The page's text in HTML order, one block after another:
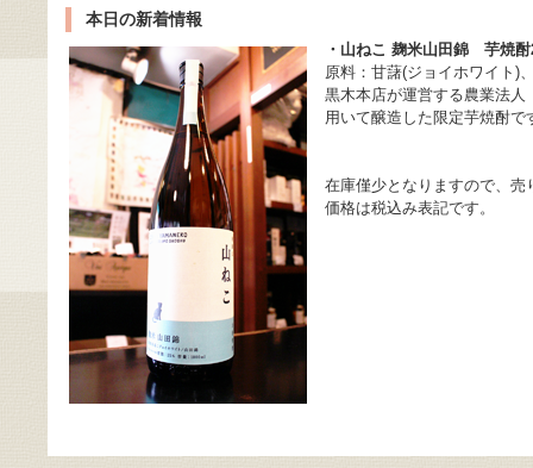
本日の新着情報
・山ねこ 麹米山田錦 芋焼酎
原料：甘藷(ジョイホワイト
黒木本店が運営する農業法
用いて醸造した限定芋焼酎で
在庫僅少となりますので、
価格は税込み表記です。